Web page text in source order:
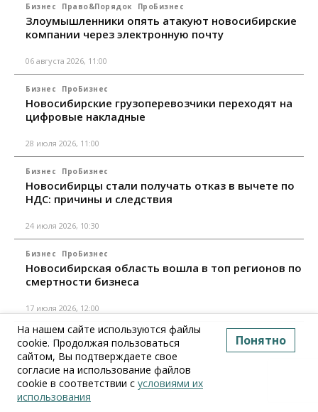
Бизнес Право&Порядок ПроБизнес
Злоумышленники опять атакуют новосибирские
компании через электронную почту
06 августа 2026, 11:00
Бизнес ПроБизнес
Новосибирские грузоперевозчики переходят на
цифровые накладные
28 июля 2026, 11:00
Бизнес ПроБизнес
Новосибирцы стали получать отказ в вычете по
НДС: причины и следствия
24 июля 2026, 10:30
Бизнес ПроБизнес
Новосибирская область вошла в топ регионов по
смертности бизнеса
17 июля 2026, 12:00
Все материалы
На нашем сайте используются файлы
cookie. Продолжая пользоваться
сайтом, Вы подтверждаете свое
согласие на использование файлов
cookie в соответствии с условиями их
использования
Понятно